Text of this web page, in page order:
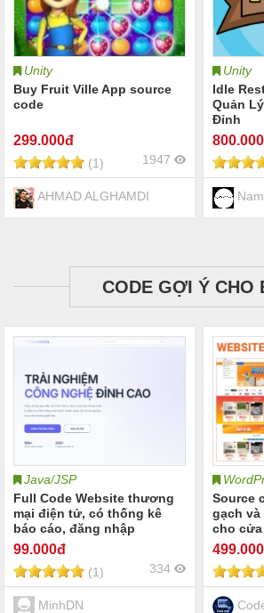
Unity
Buy Fruit Ville App source
code
299.000đ
(1) 1947
AHMAD ALGHAMDI
Unity
Idle
Quản
Đỉnh
800
CODE GỢI Ý CHO
Java/JSP
Full Code Website thương
mại điện tử, có thống kê
báo cáo, đăng nhập
Google, thanh toán VNPay,
chat bot,... bằng ReactJs và
Java SpringBoot
99.000đ
(1) 334
MinhDN
Source
gạch
cho
Theme
nội thất
trang trí
xây
499